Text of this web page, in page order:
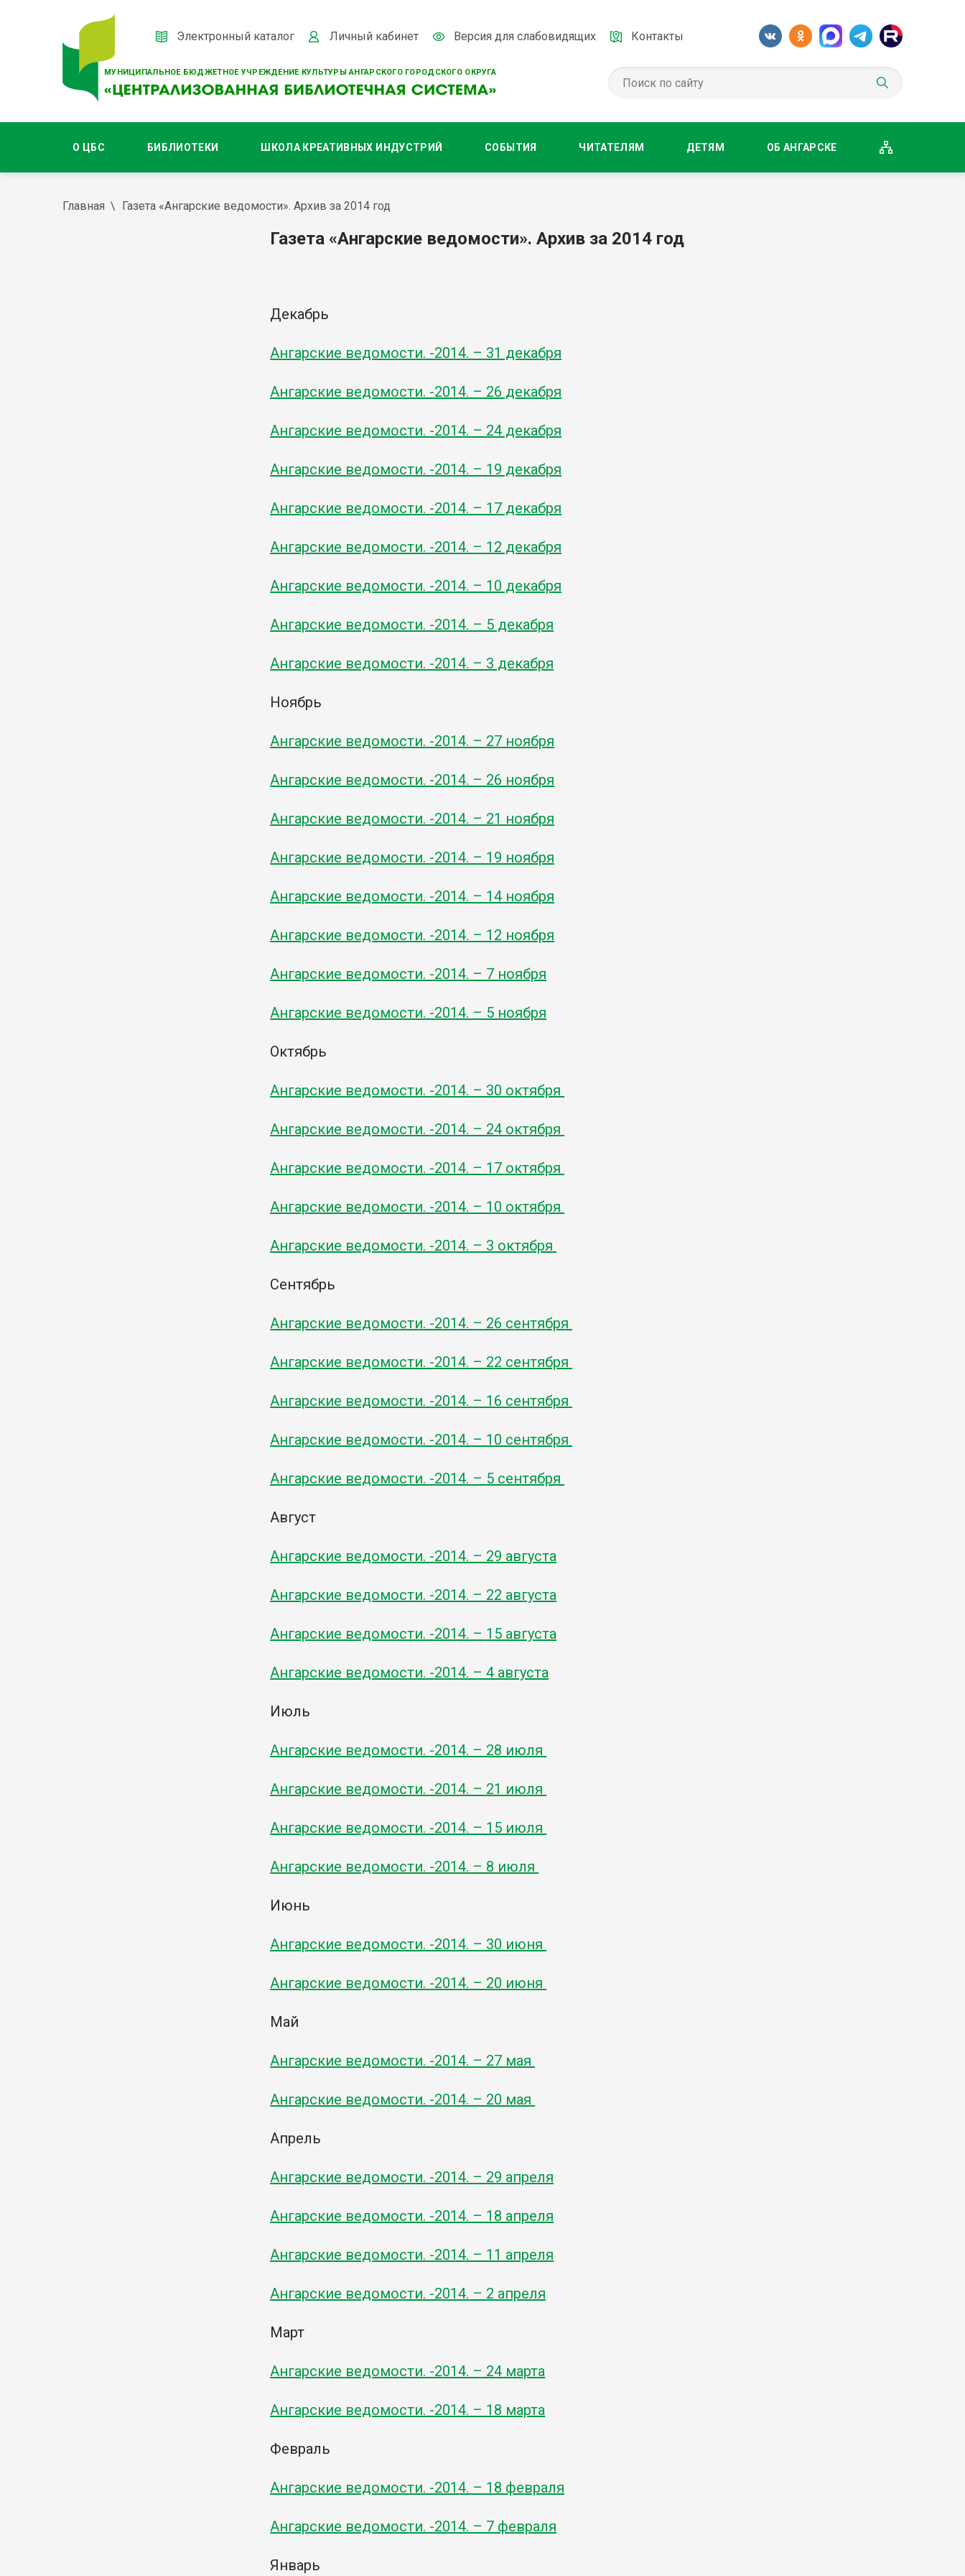
МУНИЦИПАЛЬНОЕ БЮДЖЕТНОЕ УЧРЕЖДЕНИЕ КУЛЬТУРЫ АНГАРСКОГО ГОРОДСКОГО ОКРУГА
Электронный каталог Личный кабинет Версия для слабовидящих Контакты
О ЦБС БИБЛИОТЕКИ ШКОЛА КРЕАТИВНЫХ ИНДУСТРИЙ СОБЫТИЯ ЧИТАТЕЛЯМ ДЕТЯМ ОБ АНГАРСКЕ
Главная Газета «Ангарские ведомости». Архив за 2014 год
Газета «Ангарские ведомости». Архив за 2014 год
Декабрь
Ангарские ведомости. -2014. – 31 декабря
Ангарские ведомости. -2014. – 26 декабря
Ангарские ведомости. -2014. – 24 декабря
Ангарские ведомости. -2014. – 19 декабря
Ангарские ведомости. -2014. – 17 декабря
Ангарские ведомости. -2014. – 12 декабря
Ангарские ведомости. -2014. – 10 декабря
Ангарские ведомости. -2014. – 5 декабря
Ангарские ведомости. -2014. – 3 декабря
Ноябрь
Ангарские ведомости. -2014. – 27 ноября
Ангарские ведомости. -2014. – 26 ноября
Ангарские ведомости. -2014. – 21 ноября
Ангарские ведомости. -2014. – 19 ноября
Ангарские ведомости. -2014. – 14 ноября
Ангарские ведомости. -2014. – 12 ноября
Ангарские ведомости. -2014. – 7 ноября
Ангарские ведомости. -2014. – 5 ноября
Октябрь
Ангарские ведомости. -2014. – 30 октября
Ангарские ведомости. -2014. – 24 октября
Ангарские ведомости. -2014. – 17 октября
Ангарские ведомости. -2014. – 10 октября
Ангарские ведомости. -2014. – 3 октября
Сентябрь
Ангарские ведомости. -2014. – 26 сентября
Ангарские ведомости. -2014. – 22 сентября
Ангарские ведомости. -2014. – 16 сентября
Ангарские ведомости. -2014. – 10 сентября
Ангарские ведомости. -2014. – 5 сентября
Август
Ангарские ведомости. -2014. – 29 августа
Ангарские ведомости. -2014. – 22 августа
Ангарские ведомости. -2014. – 15 августа
Ангарские ведомости. -2014. – 4 августа
Июль
Ангарские ведомости. -2014. – 28 июля
Ангарские ведомости. -2014. – 21 июля
Ангарские ведомости. -2014. – 15 июля
Ангарские ведомости. -2014. – 8 июля
Июнь
Ангарские ведомости. -2014. – 30 июня
Ангарские ведомости. -2014. – 20 июня
Май
Ангарские ведомости. -2014. – 27 мая
Ангарские ведомости. -2014. – 20 мая
Апрель
Ангарские ведомости. -2014. – 29 апреля
Ангарские ведомости. -2014. – 18 апреля
Ангарские ведомости. -2014. – 11 апреля
Ангарские ведомости. -2014. – 2 апреля
Март
Ангарские ведомости. -2014. – 24 марта
Ангарские ведомости. -2014. – 18 марта
Февраль
Ангарские ведомости. -2014. – 18 февраля
Ангарские ведомости. -2014. – 7 февраля
Январь